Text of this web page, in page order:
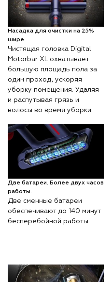
Насадка для очистки на 25%
шире
Чистящая головка Digital
Motorbar XL охватывает
большую площадь пола за
один проход, ускоряя
уборку помещения. Удаляя
и распутывая грязь и
волосы во время уборки.
Две батареи. Более двух часов
работы.
Две сменные батареи
обеспечивают до 140 минут
бесперебойной работы.